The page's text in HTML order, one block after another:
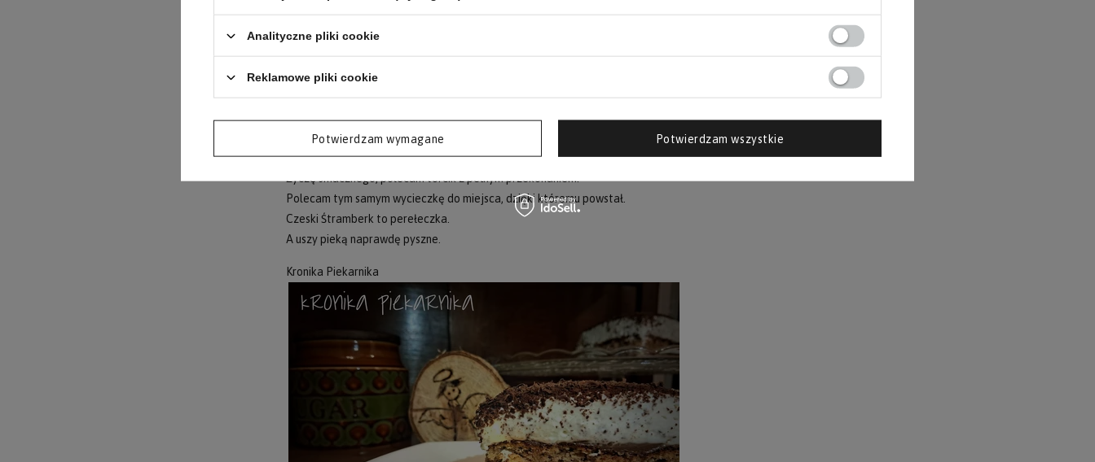
Wystudzony biszkopt smarujemy cienką warstwą kremu czekoladowego.
Wierzch posypujemy dość obficie pozostałymi wiórkami czekolady.
Przed podaniem chłodzimy, przynajmniej z godzinkę.
Życzę smacznego, polecam torcik z pełnym przekonaniem.
Polecam tym samym wycieczkę do miejsca, dzięki któremu powstał.
Czeski Śtramberk to perełeczka.
A uszy pieką naprawdę pyszne.
Kronika Piekarnika
Analityczne pliki cookie
Reklamowe pliki cookie
Potwierdzam wymagane Potwierdzam wszystkie